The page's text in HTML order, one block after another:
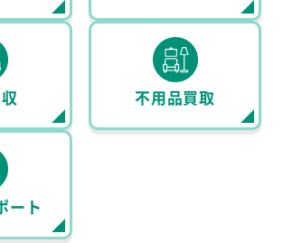
不用品買取
ート